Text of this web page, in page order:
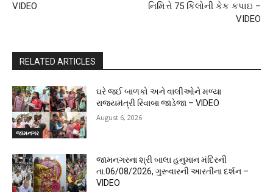
VIDEO
નિમિત્તે 75 કિલોની કેક કપાઇ –
VIDEO
RELATED ARTICLES
જામનગર
ઘરે જઈ બાળકો અને વાલીઓને મળ્યા
રાજ્યમંત્રી રિવાબા જાડેજા – VIDEO
August 6, 2026
જામનગરના શ્રી બાલા હનુમાન મંદિરની
તા.06/08/2026, ગુરૂવારની આરતીના દર્શન –
VIDEO